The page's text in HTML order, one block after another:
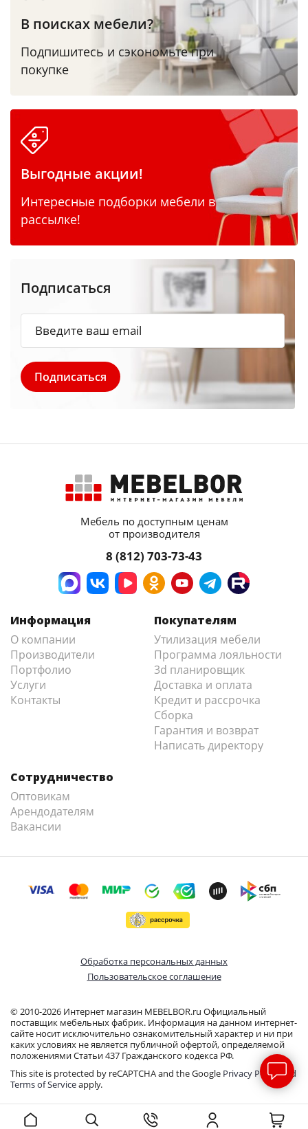
В поисках мебели?
Подпишитесь и сэкономьте при
покупке
Выгодные акции!
Интересные подборки мебели в
рассылке!
Подписаться
Мебель по доступным ценам
от производителя
8 (812) 703-73-43
Информация
О компании
Производители
Портфолио
Услуги
Контакты
Покупателям
Утилизация мебели
Программа лояльности
3d планировщик
Доставка и оплата
Кредит и рассрочка
Сборка
Гарантия и возврат
Написать директору
Сотрудничество
Оптовикам
Арендодателям
Вакансии
© 2010-2026 Интернет магазин MEBELBOR.ru Официальный
поставщик мебельных фабрик. Информация на данном интернет-
сайте носит исключительно ознакомительный характер и ни при
каких условиях не является публичной офертой, определяемой
положениями Статьи 437 Гражданского кодекса РФ.
This site is protected by reCAPTCHA and the Google Privacy Policyand
Terms of Serviceapply.
Обработка персональных данных
Пользовательское соглашение